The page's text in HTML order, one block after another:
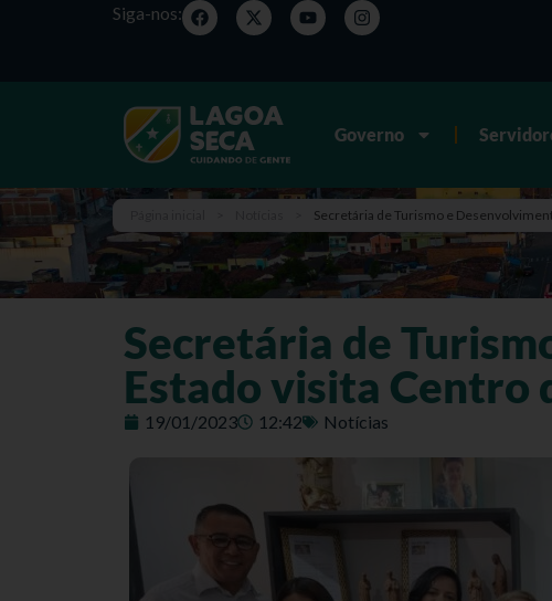
Siga-nos:
Governo
Secretária de Turismo e
Secretária de
Estado visita Centro
19/01/2023 12:42 Notícias